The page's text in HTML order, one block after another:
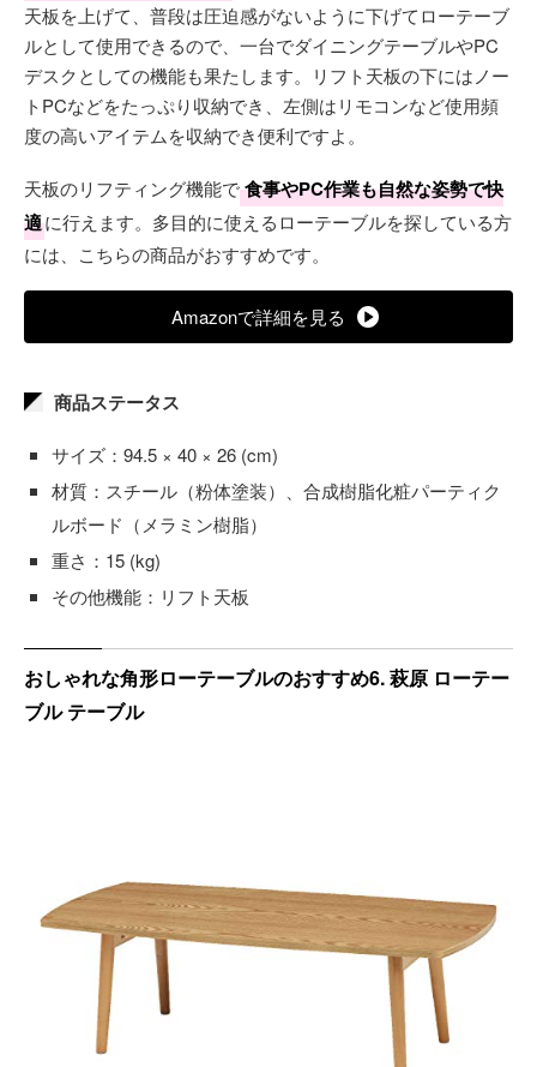
天板を上げて、普段は圧迫感がないように下げてローテーブ
ルとして使用できるので、一台でダイニングテーブルやPC
デスクとしての機能も果たします。リフト天板の下にはノー
トPCなどをたっぷり収納でき、左側はリモコンなど使用頻
度の高いアイテムを収納でき便利ですよ。
天板のリフティング機能で食事やPC作業も自然な姿勢で快
適に行えます。多目的に使えるローテーブルを探している方
には、こちらの商品がおすすめです。
Amazonで詳細を見る
商品ステータス
サイズ：94.5 × 40 × 26 (cm)
材質：スチール（粉体塗装）、合成樹脂化粧パーティク
ルボード（メラミン樹脂）
重さ：15 (kg)
その他機能：リフト天板
おしゃれな角形ローテーブルのおすすめ6. 萩原 ローテー
ブル テーブル